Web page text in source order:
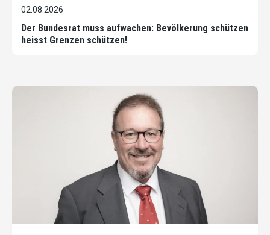
02.08.2026
Der Bundesrat muss aufwachen: Bevölkerung schützen
heisst Grenzen schützen!